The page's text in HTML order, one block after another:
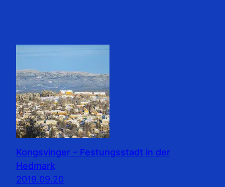
Kongsvinger – Festungsstadt in der
Hedmark
2019.09.20